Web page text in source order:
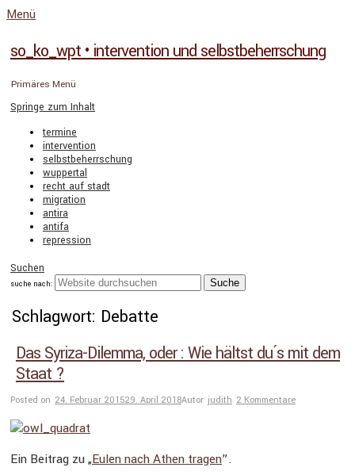
Menü
so_ko_wpt • intervention und selbstbeherrschung
Primäres Menü
Springe zum Inhalt
termine
intervention
selbstbeherrschung
wuppertal
recht auf stadt
migration
antira
antifa
repression
Suchen
suche nach:
Schlagwort: Debatte
Das Syriza-Dilemma, oder : Wie hältst du´s mit dem
Staat ?
Posted on 24. Februar 201529. April 2018Autor judith 2 Kommentare
Ein Beitrag zu „Eulen nach Athen tragen”.